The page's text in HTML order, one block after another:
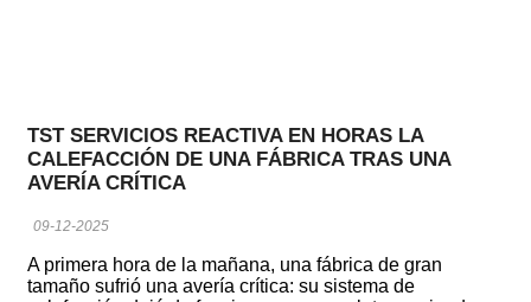
TST SERVICIOS REACTIVA EN HORAS LA
CALEFACCIÓN DE UNA FÁBRICA TRAS UNA
AVERÍA CRÍTICA
09-12-2025
A primera hora de la mañana, una fábrica de gran
tamaño sufrió una avería crítica: su sistema de